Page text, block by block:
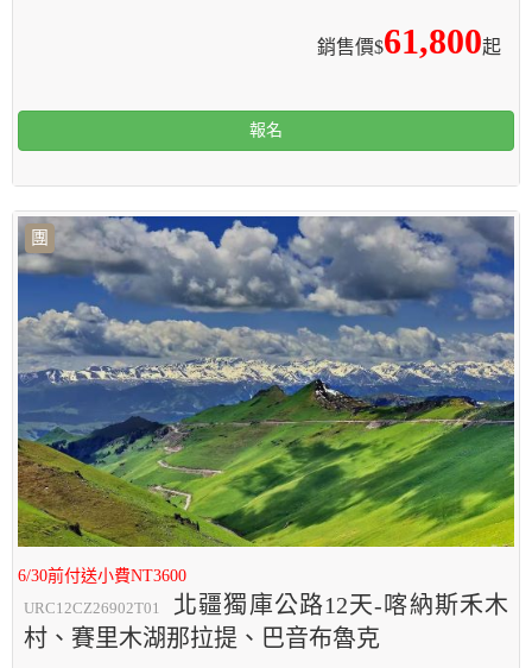
銷售價$61,800起
報名
團
6/30前付送小費NT3600
URC12CZ26902T01
北疆獨庫公路12天-喀納斯禾木
村、賽里木湖那拉提、巴音布魯克